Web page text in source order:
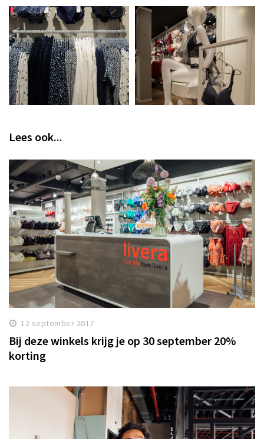
Lees ook...
12 september 2017
Bij deze winkels krijg je op 30 september 20%
korting